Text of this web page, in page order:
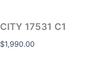
CITY 17531 C1
$1,990.00